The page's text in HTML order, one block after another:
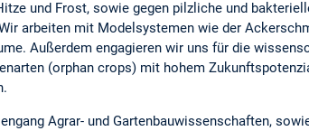
und Frost, sowie gegen pilzliche und
arbeiten mit Modelsystemen wie der
Außerdem engagieren wir uns für die
(orphan crops) mit hohem
Agrar- und Gartenbauwissenschaften,